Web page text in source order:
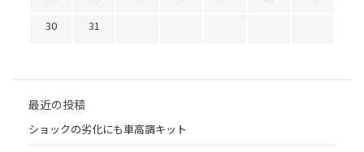
30
31
最近の投稿
ショックの劣化にも車高調キット